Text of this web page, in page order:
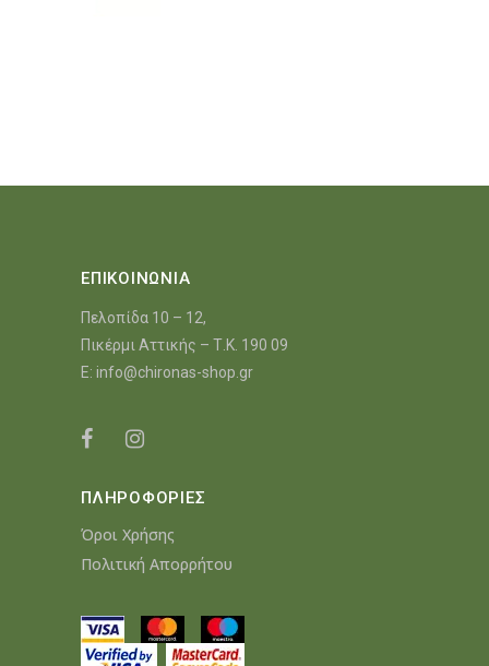
ΕΠΙΚΟΙΝΩΝΙΑ
Πελοπίδα 10 – 12,
Πικέρμι Αττικής – Τ.Κ. 190 09
E: info@chironas-shop.gr
ΠΛΗΡΟΦΟΡΙΕΣ
Όροι Χρήσης
Πολιτική Απορρήτου